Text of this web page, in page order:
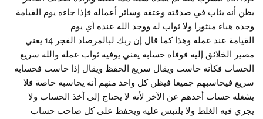
يظن أنه يثاب في صدقته وعتقه وسائر أعماله فإذا جاءه يوم القيامة
وجده هباء منثورا ولا ثواب له ووجد الله عنده أي يوم
القيامة عند عمله وهذا كما قال إن ربك لبالمرصاد الفجر 14 يعني
مصير الخلائق إليه فوفاه حسابه يعني يوفيه ثواب عمله والله سريع
الحساب فكأنه حاسب ويقال سريع الحفظ ويقال إذا حاسب فحسابه
سريع فيحاسبهم جميعا فيظن كل واحد منهم أنه يحاسبه خاصة فلا
يشغله حساب أحدهم عن الآخر لأنه لا يحتاج إلى أخذ الحساب ولا
يجري فيه الغلط ولا يلتبس عليه ويحفظ على كل صاحب حساب